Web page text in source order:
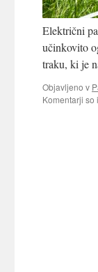
Električni
učinkovito
traku, ki je
Objavljeno v
Komentarji so